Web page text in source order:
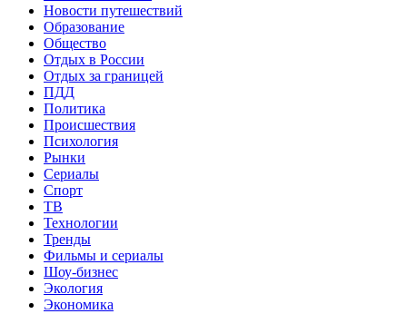
Новости путешествий
Образование
Общество
Отдых в России
Отдых за границей
ПДД
Политика
Происшествия
Психология
Рынки
Сериалы
Спорт
ТВ
Технологии
Тренды
Фильмы и сериалы
Шоу-бизнес
Экология
Экономика